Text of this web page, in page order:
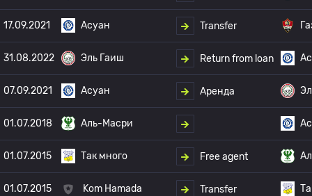
17.09.2021 Асуан Transfer
31.08.2022 Эль Гаиш Return from loan
07.09.2021 Асуан Аренда
01.07.2018 Аль-Масри
01.07.2015 Так много Free agent
01.07.2015 Kom Hamada Transfer